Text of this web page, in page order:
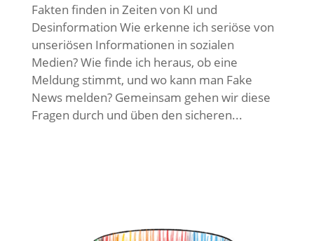
Fakten finden in Zeiten von KI und
Desinformation Wie erkenne ich seriöse von
unseriösen Informationen in sozialen
Medien? Wie finde ich heraus, ob eine
Meldung stimmt, und wo kann man Fake
News melden? Gemeinsam gehen wir diese
Fragen durch und üben den sicheren...